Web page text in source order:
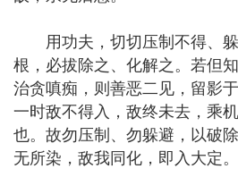
用功夫，切切压制不得、躲
根，必拔除之、化解之。若但
治贪嗔痴，则善恶二见，留影
一时敌不得入，敌终未去，乘
也。故勿压制、勿躲避，以破
无所染，敌我同化，即入大定。